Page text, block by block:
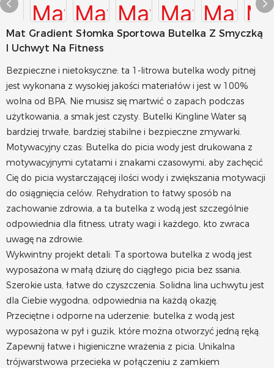
Mat Gradient Słomka Sportowa Butelka Z Smyczką
I Uchwyt Na Fitness
Bezpieczne i nietoksyczne: ta 1-litrowa butelka wody pitnej
jest wykonana z wysokiej jakości materiałów i jest w 100%
wolna od BPA. Nie musisz się martwić o zapach podczas
użytkowania, a smak jest czysty. Butelki Kingline Water są
bardziej trwałe, bardziej stabilne i bezpieczne zmywarki.
Motywacyjny czas: Butelka do picia wody jest drukowana z
motywacyjnymi cytatami i znakami czasowymi, aby zachęcić
Cię do picia wystarczającej ilości wody i zwiększania motywacji
do osiągnięcia celów. Rehydration to łatwy sposób na
zachowanie zdrowia, a ta butelka z wodą jest szczególnie
odpowiednia dla fitness, utraty wagi i każdego, kto zwraca
uwagę na zdrowie.
Wykwintny projekt detali: Ta sportowa butelka z wodą jest
wyposażona w małą dziurę do ciągłego picia bez ssania.
Szerokie usta, łatwe do czyszczenia. Solidna lina uchwytu jest
dla Ciebie wygodna, odpowiednia na każdą okazję.
Przeciętne i odporne na uderzenie: butelka z wodą jest
wyposażona w pył i guzik, które można otworzyć jedną ręką.
Zapewnij łatwe i higieniczne wrażenia z picia. Unikalna
trójwarstwowa przecieka w połączeniu z zamkiem